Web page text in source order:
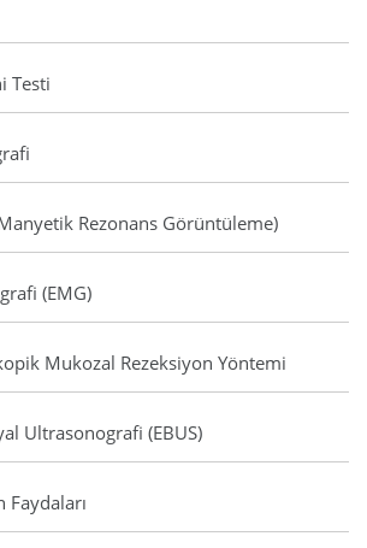
Testi
Rezonans Görüntüleme)
(EMG)
Mukozal Rezeksiyon Yöntemi
Ultrasonografi (EBUS)